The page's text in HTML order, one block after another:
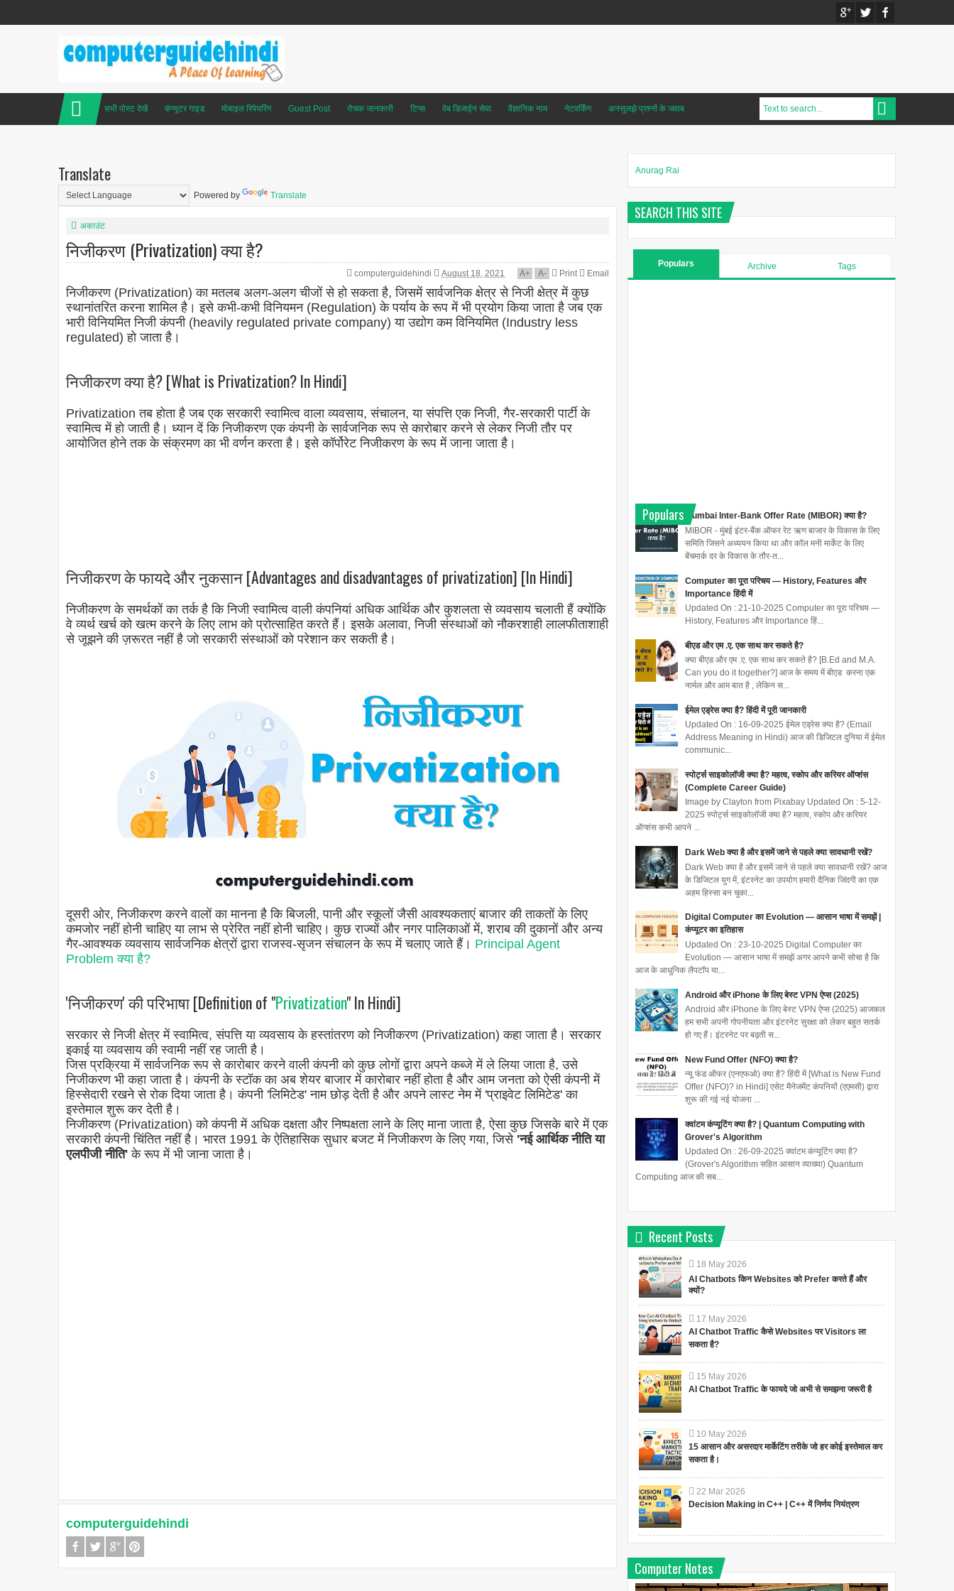
सभी पोस्ट देखें कंप्यूटर गाइड मोबाइल रिपेयरिंग Guest Post रोचक जानकारी टिप्स वेब डिजाईन सेवा वैज्ञानिक नाम नेटवर्किंग अनसुलझे प्रश्नों के जवाब
Translate
Powered by Translate
अकाउंट
निजीकरण (Privatization) क्या है?
computerguidehindi August 18, 2021 A+ A- Print Email
निजीकरण (Privatization) का मतलब अलग-अलग चीजों से हो सकता है, जिसमें सार्वजनिक क्षेत्र से निजी क्षेत्र में कुछ
स्थानांतरित करना शामिल है। इसे कभी-कभी विनियमन (Regulation) के पर्याय के रूप में भी प्रयोग किया जाता है जब एक
भारी विनियमित निजी कंपनी (heavily regulated private company) या उद्योग कम विनियमित (Industry less
regulated) हो जाता है।
निजीकरण क्या है? [What is Privatization? In Hindi]
Privatization तब होता है जब एक सरकारी स्वामित्व वाला व्यवसाय, संचालन, या संपत्ति एक निजी, गैर-सरकारी पार्टी के
स्वामित्व में हो जाती है। ध्यान दें कि निजीकरण एक कंपनी के सार्वजनिक रूप से कारोबार करने से लेकर निजी तौर पर
आयोजित होने तक के संक्रमण का भी वर्णन करता है। इसे कॉर्पोरेट निजीकरण के रूप में जाना जाता है।
निजीकरण के फायदे और नुकसान [Advantages and disadvantages of privatization] [In Hindi]
निजीकरण के समर्थकों का तर्क है कि निजी स्वामित्व वाली कंपनियां अधिक आर्थिक और कुशलता से व्यवसाय चलाती हैं क्योंकि
वे व्यर्थ खर्च को खत्म करने के लिए लाभ को प्रोत्साहित करते हैं। इसके अलावा, निजी संस्थाओं को नौकरशाही लालफीताशाही
से जूझने की ज़रूरत नहीं है जो सरकारी संस्थाओं को परेशान कर सकती है।
दूसरी ओर, निजीकरण करने वालों का मानना ​​​​है कि बिजली, पानी और स्कूलों जैसी आवश्यकताएं बाजार की ताकतों के लिए
कमजोर नहीं होनी चाहिए या लाभ से प्रेरित नहीं होनी चाहिए। कुछ राज्यों और नगर पालिकाओं में, शराब की दुकानों और अन्य
गैर-आवश्यक व्यवसाय सार्वजनिक क्षेत्रों द्वारा राजस्व-सृजन संचालन के रूप में चलाए जाते हैं। Principal Agent
Problem क्या है?
'निजीकरण' की परिभाषा [Definition of "Privatization" In Hindi]
सरकार से निजी क्षेत्र में स्वामित्व, संपत्ति या व्यवसाय के हस्तांतरण को निजीकरण (Privatization) कहा जाता है। सरकार
इकाई या व्यवसाय की स्वामी नहीं रह जाती है।
जिस प्रक्रिया में सार्वजनिक रूप से कारोबार करने वाली कंपनी को कुछ लोगों द्वारा अपने कब्जे में ले लिया जाता है, उसे
निजीकरण भी कहा जाता है। कंपनी के स्टॉक का अब शेयर बाजार में कारोबार नहीं होता है और आम जनता को ऐसी कंपनी में
हिस्सेदारी रखने से रोक दिया जाता है। कंपनी 'लिमिटेड' नाम छोड़ देती है और अपने लास्ट नेम में 'प्राइवेट लिमिटेड' का
इस्तेमाल शुरू कर देती है।
निजीकरण (Privatization) को कंपनी में अधिक दक्षता और निष्पक्षता लाने के लिए माना जाता है, ऐसा कुछ जिसके बारे में एक
सरकारी कंपनी चिंतित नहीं है। भारत 1991 के ऐतिहासिक सुधार बजट में निजीकरण के लिए गया, जिसे 'नई आर्थिक नीति या
एलपीजी नीति' के रूप में भी जाना जाता है।
computerguidehindi
Anurag Rai
SEARCH THIS SITE
Populars Archive Tags
Populars
Mumbai Inter-Bank Offer Rate (MIBOR) क्या है?
MIBOR - मुंबई इंटर-बैंक ऑफर रेट ऋण बाजार के विकास के लिए
समिति जिसने अध्ययन किया था और कॉल मनी मार्केट के लिए
बेंचमार्क दर के विकास के तौर-त...
Computer का पूरा परिचय — History, Features और
Importance हिंदी में
Updated On : 21-10-2025 Computer का पूरा परिचय —
History, Features और Importance हिं...
बीएड और एम .ए. एक साथ कर सकते है?
क्या बीएड और एम .ए. एक साथ कर सकते है? [B.Ed and M.A.
Can you do it together?] आज के समय में बीएड करना एक
नार्मल और आम बात है , लेकिन स...
ईमेल एड्रेस क्या है? हिंदी में पूरी जानकारी
Updated On : 16-09-2025 ईमेल एड्रेस क्या है? (Email
Address Meaning in Hindi) आज की डिजिटल दुनिया में ईमेल
communic...
स्पोर्ट्स साइकोलॉजी क्या है? महत्व, स्कोप और करियर ऑप्शंस
(Complete Career Guide)
Image by Clayton from Pixabay Updated On : 5-12-
2025 स्पोर्ट्स साइकोलॉजी क्या है? महत्व, स्कोप और करियर
ऑप्शंस कभी आपने ...
Dark Web क्या है और इसमें जाने से पहले क्या सावधानी रखें?
Dark Web क्या है और इसमें जाने से पहले क्या सावधानी रखें? आज
के डिजिटल युग में, इंटरनेट का उपयोग हमारी दैनिक जिंदगी का एक
अहम हिस्सा बन चुका...
Digital Computer का Evolution — आसान भाषा में समझें |
कंप्यूटर का इतिहास
Updated On : 23-10-2025 Digital Computer का
Evolution — आसान भाषा में समझें अगर आपने कभी सोचा है कि
आज के आधुनिक लैपटॉप या...
Android और iPhone के लिए बेस्ट VPN ऐप्स (2025)
Android और iPhone के लिए बेस्ट VPN ऐप्स (2025) आजकल
हम सभी अपनी गोपनीयता और इंटरनेट सुरक्षा को लेकर बहुत सतर्क
हो गए हैं। इंटरनेट पर बढ़ती स...
New Fund Offer (NFO) क्या है?
न्यू फंड ऑफर (एनएफओ) क्या है? हिंदी में [What is New Fund
Offer (NFO)? in Hindi] एसेट मैनेजमेंट कंपनियों (एएमसी) द्वारा
शुरू की गई नई योजना ...
क्वांटम कंप्यूटिंग क्या है? | Quantum Computing with
Grover's Algorithm
Updated On : 26-09-2025 क्वांटम कंप्यूटिंग क्या है?
(Grover's Algorithm सहित आसान व्याख्या) Quantum
Computing आज की सब...
Recent Posts
18 May 2026
AI Chatbots किन Websites को Prefer करते हैं और
क्यों?
17 May 2026
AI Chatbot Traffic कैसे Websites पर Visitors ला
सकता है?
15 May 2026
AI Chatbot Traffic के फायदे जो अभी से समझना जरूरी है
10 May 2026
15 आसान और असरदार मार्केटिंग तरीके जो हर कोई इस्तेमाल कर
सकता है।
22 Mar 2026
Decision Making in C++ | C++ में निर्णय नियंत्रण
Computer Notes